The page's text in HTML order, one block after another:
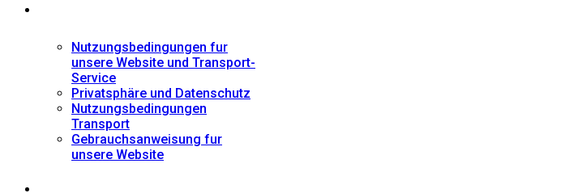
Nutzungsbedingungen fur
unsere Website und Transport-
Service
Privatsphäre und Datenschutz
Nutzungsbedingungen
Transport
Gebrauchsanweisung fur
unsere Website